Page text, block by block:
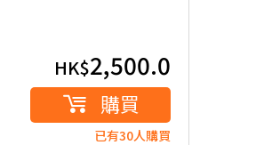
HK$2,500.0
購買
已有30人購買